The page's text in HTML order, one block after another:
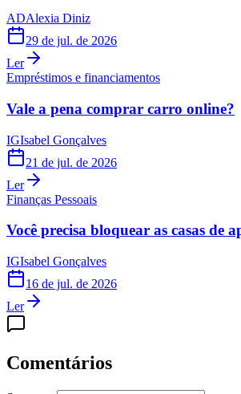
ADAlexia Diniz
29 de jul. de 2026
Ler
Empréstimos e financiamentos
Vale a pena comprar carro online?
IGIsabel Gonçalves
21 de jul. de 2026
Ler
Finanças Pessoais
Você precisa bloquear as casas de
IGIsabel Gonçalves
16 de jul. de 2026
Ler
Comentários